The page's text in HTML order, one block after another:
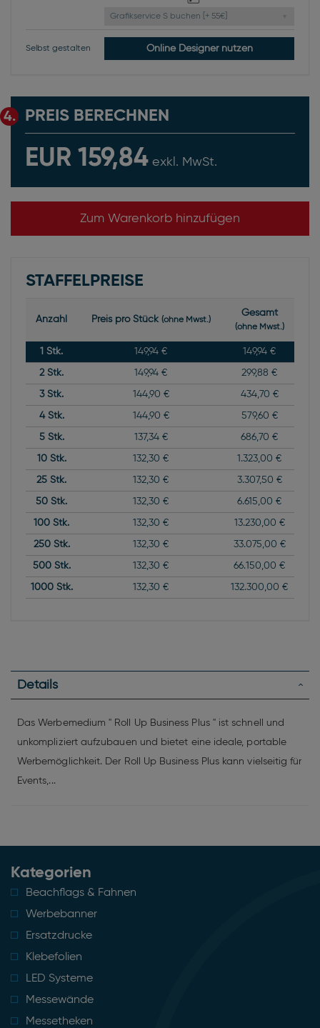
Grafikservice S buchen [+ 55€]
Selbst gestalten Online Designer nutzen
4. PREIS BERECHNEN
EUR 159,84 exkl. MwSt.
Zum Warenkorb hinzufügen
STAFFELPREISE
Anzahl Preis pro Stück (ohne Mwst.)
Gesamt
(ohne Mwst.)
1 Stk. 149,94 € 149,94 €
2 Stk. 149,94 € 299,88 €
3Stk. 144,90 € 434,70 €
4Stk. 144,90 € 579,60 €
5Stk. 137,34 € 686,70 €
10Stk. 132,30 € 1.323,00 €
25 Stk. 132,30 € 3.307,50 €
50 Stk. 132,30 € 6.615,00 €
100 Stk. 132,30 € 13.230,00 €
250Stk. 132,30 € 33.075,00 €
500Stk. 132,30 € 66.150,00 €
1000Stk. 132,30 € 132.300,00 €
Details
Das Werbemedium " Roll Up Business Plus " ist schnell und
unkompliziert aufzubauen und bietet eine ideale, portable
Werbemöglichkeit. Der Roll Up Business Plus kann vielseitig für
Events,...
Kategorien
Beachflags & Fahnen
Werbebanner
Ersatzdrucke
Klebefolien
LED Systeme
Messewände
Messetheken